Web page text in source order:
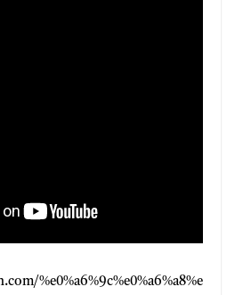
%e0%a6%9c%e0%a6%a8%e